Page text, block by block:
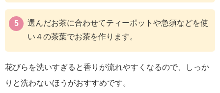
選んだお茶に合わせてティーポットや急須などを使
い４の茶葉でお茶を作ります。
花びらを洗いすぎると香りが流れやすくなるので、しっか
りと洗わないほうがおすすめです。